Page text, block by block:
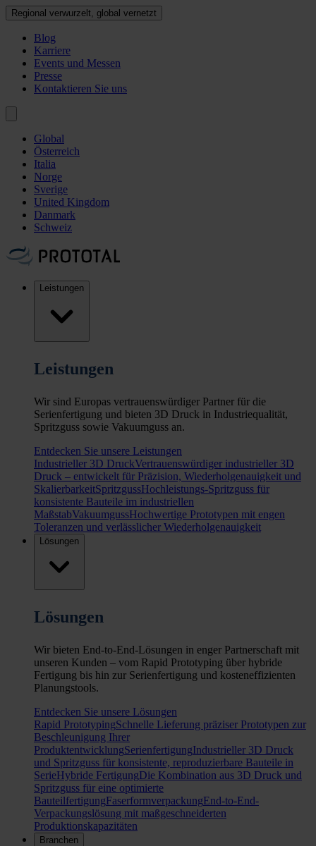
Regional verwurzelt, global vernetzt
Blog
Karriere
Events und Messen
Presse
Kontaktieren Sie uns
Global
Österreich
Italia
Norge
Sverige
United Kingdom
Danmark
Schweiz
Leistungen
Leistungen
Wir sind Europas vertrauenswürdiger Partner für die
Serienfertigung und bieten 3D Druck in Industriequalität,
Spritzguss sowie Vakuumguss an.
Entdecken Sie unsere Leistungen
Industrieller 3D DruckVertrauenswürdiger industrieller 3D
Druck – entwickelt für Präzision, Wiederholgenauigkeit und
SkalierbarkeitSpritzgussHochleistungs-Spritzguss für
konsistente Bauteile im industriellen
MaßstabVakuumgussHochwertige Prototypen mit engen
Toleranzen und verlässlicher Wiederholgenauigkeit
Lösungen
Lösungen
Wir bieten End-to-End-Lösungen in enger Partnerschaft mit
unseren Kunden – vom Rapid Prototyping über hybride
Fertigung bis hin zur Serienfertigung und kosteneffizienten
Planungstools.
Entdecken Sie unsere Lösungen
Rapid PrototypingSchnelle Lieferung präziser Prototypen zur
Beschleunigung Ihrer
ProduktentwicklungSerienfertigungIndustrieller 3D Druck
und Spritzguss für konsistente, reproduzierbare Bauteile in
SerieHybride FertigungDie Kombination aus 3D Druck und
Spritzguss für eine optimierte
BauteilfertigungFaserformverpackungEnd-to-End-
Verpackungslösung mit maßgeschneiderten
Produktionskapazitäten
Branchen